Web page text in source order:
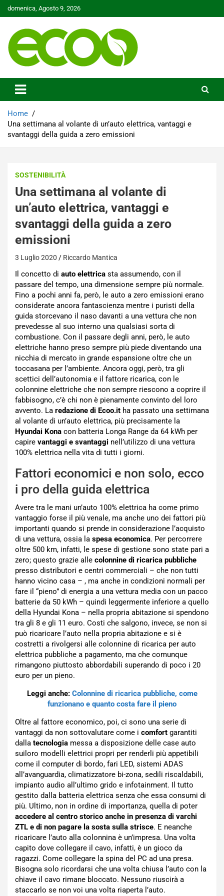
Skip
to
domenica, Agosto 9, 2026
Ecoo.it
Home
Una settimana al volante di un’auto elettrica, vantaggi e
svantaggi della guida a zero emissioni
SOSTENIBILITÀ
Una settimana al volante di
un’auto elettrica, vantaggi e
svantaggi della guida a zero
emissioni
3 Luglio 2020 Riccardo Mantica
Il concetto di auto elettrica sta assumendo, con il
passare del tempo, una dimensione sempre più normale.
Fino a pochi anni fa, però, le auto a zero emissioni erano
considerate ancora fantascienza mentre i puristi della
guida storcevano il naso davanti a una vettura che non
prevedesse al suo interno una qualsiasi sorta di
combustione. Con il passare degli anni, però, le auto
elettriche hanno preso sempre più piede diventando una
nicchia di mercato in grande espansione oltre che un
toccasana per l’ambiente. Ancora oggi, però, tra gli
scettici dell’autonomia e il fattore ricarica, con le
colonnine elettriche che non sempre riescono a coprire il
fabbisogno, c’è chi non è pienamente convinto del loro
avvento. La redazione di Ecoo.it ha passato una settimana
al volante di un’auto elettrica, più precisamente la
Hyundai Kona con batteria Longa Range da 64 kWh per
capire vantaggi e svantaggi nell’utilizzo di una vettura
100% elettrica nella vita di tutti i giorni.
Fattori economici e non solo, ecco
i pro della guida elettrica
Avere tra le mani un’auto 100% elettrica ha come primo
vantaggio forse il più venale, ma anche uno dei fattori più
importanti quando si prende in considerazione l’acquisto
di una vettura, ossia la spesa economica. Per percorrere
oltre 500 km, infatti, le spese di gestione sono state pari a
zero; questo grazie alle colonnine di ricarica pubbliche
presso distributori e centri commerciali – che non tutti
hanno vicino casa – , ma anche in condizioni normali per
fare il “pieno” di energia a una vettura media con un pacco
batterie da 50 kWh – quindi leggermente inferiore a quello
della Hyundai Kona – nella propria abitazione si spendono
tra gli 8 e gli 11 euro. Costi che salgono, invece, se non si
può ricaricare l’auto nella propria abitazione e si è
costretti a rivolgersi alle colonnine di ricarica per auto
elettrica pubbliche a pagamento, ma che comunque
rimangono piuttosto abbordabili superando di poco i 20
euro per un pieno.
Leggi anche: Colonnine di ricarica pubbliche, come
funzionano e quanto costa fare il pieno
Oltre al fattore economico, poi, ci sono una serie di
vantaggi da non sottovalutare come i comfort garantiti
dalla tecnologia messa a disposizione delle case auto
suiloro modelli elettrici propri per renderli più appetibili
come il computer di bordo, fari LED, sistemi ADAS
all’avanguardia, climatizzatore bi-zona, sedili riscaldabili,
impianto audio all’ultimo grido e infotainment. Il tutto
gestito dalla batteria elettrica senza che essa consumi di
più. Ultimo, non in ordine di importanza, quella di poter
accedere al centro storico anche in presenza di varchi
ZTL e di non pagare la sosta sulla strisce. E neanche
ricaricare l’auto alla colonnina è un’impresa. Una volta
capito dove collegare il cavo, infatti, è un gioco da
ragazzi. Come collegare la spina del PC ad una presa.
Bisogna solo ricordarsi che una volta chiusa l’auto con la
chiave il cavo rimane bloccato. Nessuno riuscirà a
staccarlo se non voi una volta riaperta l’auto.